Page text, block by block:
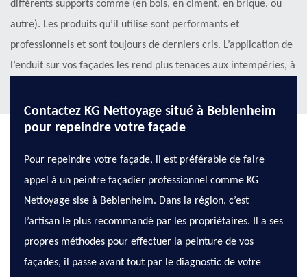
différents supports comme (en bois, en ciment, en brique, ou
autre). Les produits qu’il utilise sont performants et
professionnels et sont toujours de derniers cris. L’application de
l’enduit sur vos façades les rend plus tenaces aux intempéries, à
Contactez KG Nettoyage situé à Beblenheim
pour repeindre votre façade
Pour repeindre votre façade, il est préférable de faire
appel à un peintre façadier professionnel comme KG
Nettoyage sise à Beblenheim. Dans la région, c’est
l’artisan le plus recommandé par les propriétaires. Il a ses
propres méthodes pour effectuer la peinture de vos
façades, il passe avant tout par le diagnostic de votre